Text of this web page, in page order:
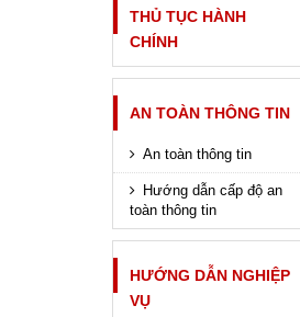
THỦ TỤC HÀNH
CHÍNH
AN TOÀN THÔNG TIN
An toàn thông tin
Hướng dẫn cấp độ an
toàn thông tin
HƯỚNG DẪN NGHIỆP
VỤ